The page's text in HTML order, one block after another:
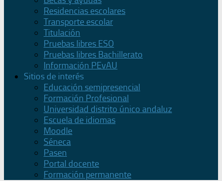
Residencias escolares
Transporte escolar
Titulación
Pruebas libres ESO
Pruebas libres Bachillerato
Información PEvAU
Sitios de interés
Educación semipresencial
Formación Profesional
Universidad distrito único andaluz
Escuela de idiomas
Moodle
Séneca
Pasen
Portal docente
Formación permanente